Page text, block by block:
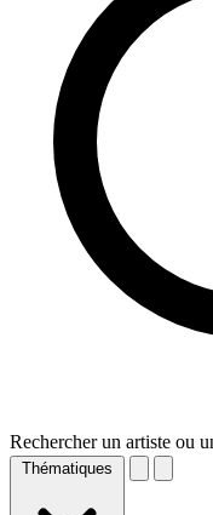
Rechercher un artiste ou
Thématiques